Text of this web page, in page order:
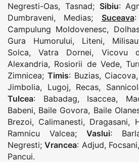
Negresti-Oas, Tasnad; Sibiu:
Dumbraveni, Medias; Suceava:
Campulung Moldovenesc,
Gura Humorului, Liteni,
Solca,Vatra Dornei, Vicovu
Alexandria, Rosiorii de Vede,
Zimnicea; Timis: Buzias, Ciacova,
Jimbolia, Lugoj, Recas,
Tulcea: Babadag, Isaccea,
Babeni, Baile Govora, Baile
Brezoi, Calimanesti, Dragasani,
Ramnicu Valcea; Vaslui:
Negresti;Vrancea: Adjud, Focsani,
Pancui.